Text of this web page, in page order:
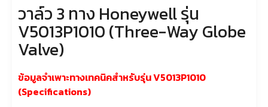
วาล์ว 3 ทาง Honeywell รุ่น
V5013P1010 (Three-Way Globe
Valve)
ข้อมูลจำเพาะทางเทคนิคสำหรับรุ่น V5013P1010
(Specifications)